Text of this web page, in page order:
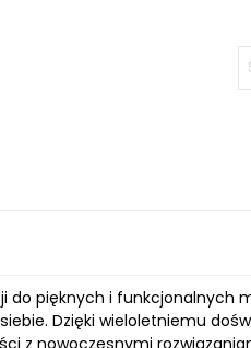
do pięknych i funkcjonalnych
Dzięki wieloletniemu
z nowoczesnymi